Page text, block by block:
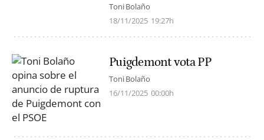
Toni Bolaño
18/11/2025 19:27h
Puigdemont vota PP
Toni Bolaño
16/11/2025 00:00h